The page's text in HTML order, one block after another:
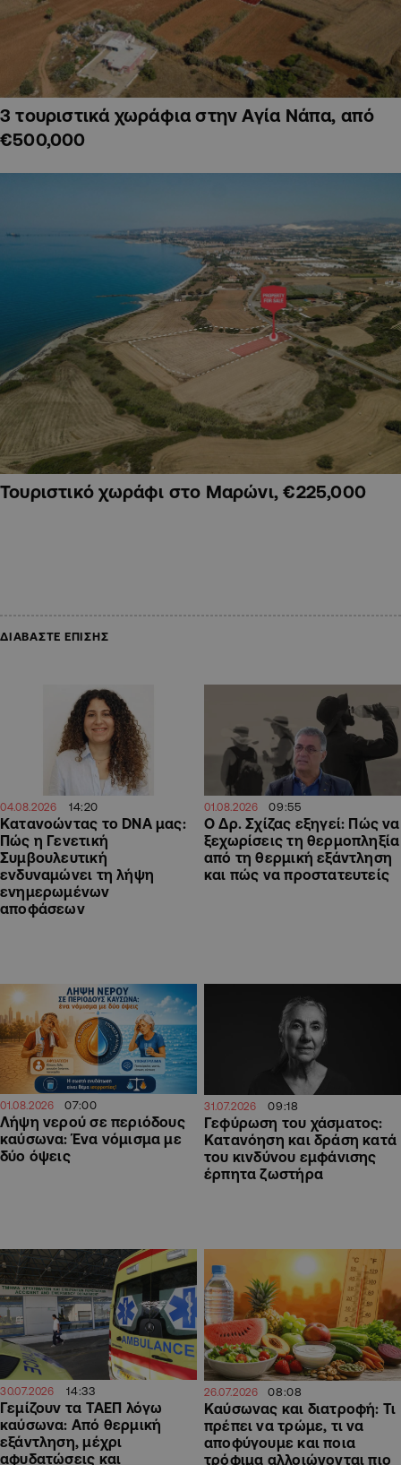
3 τουριστικά χωράφια στην Αγία Νάπα, από
€500,000
Τουριστικό χωράφι στο Μαρώνι, €225,000
ΔΙΑΒΑΣΤΕ ΕΠΙΣΗΣ
04.08.2026 14:20
Κατανοώντας το DNA μας:
Πώς η Γενετική
Συμβουλευτική
ενδυναμώνει τη λήψη
ενημερωμένων
αποφάσεων
01.08.2026 09:55
Ο Δρ. Σχίζας εξηγεί: Πώς να
ξεχωρίσεις τη θερμοπληξία
από τη θερμική εξάντληση
και πώς να προστατευτείς
01.08.2026 07:00
Λήψη νερού σε περιόδους
καύσωνα: Ένα νόμισμα με
δύο όψεις
31.07.2026 09:18
Γεφύρωση του χάσματος:
Κατανόηση και δράση κατά
του κινδύνου εμφάνισης
έρπητα ζωστήρα
30.07.2026 14:33
Γεμίζουν τα ΤΑΕΠ λόγω
καύσωνα: Από θερμική
εξάντληση, μέχρι
αφυδατώσεις και
26.07.2026 08:08
Καύσωνας και διατροφή: Τι
πρέπει να τρώμε, τι να
αποφύγουμε και ποια
τρόφιμα αλλοιώνονται πιο